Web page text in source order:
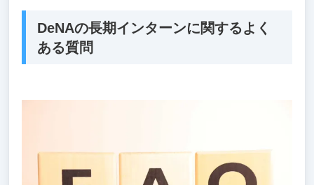
DeNAの長期インターンに関するよく
ある質問